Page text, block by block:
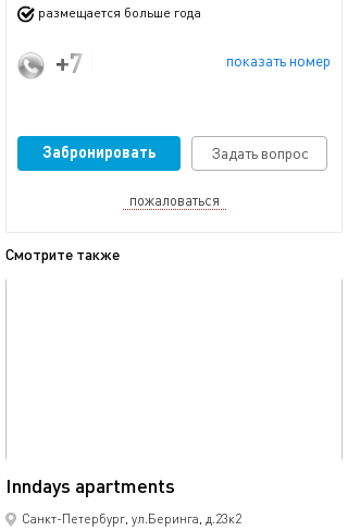
размещается больше года
показать номер
+7 (891) 181-24-73
Забронировать Задать вопрос
пожаловаться
Смотрите также
Inndays apartments
Санкт-Петербург, ул.Беринга, д.23к2